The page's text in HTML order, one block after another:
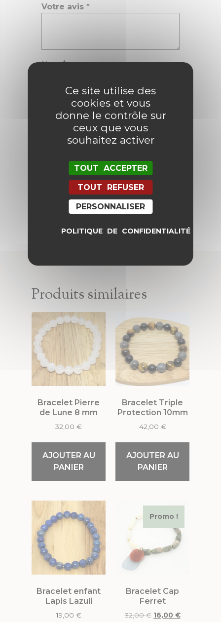
Votre avis *
Nom*
pour mon prochain commentaire.
Produits similaires
Bracelet Pierre
de Lune 8 mm
32,00 €
AJOUTER AU
PANIER
Bracelet Triple
Protection 10mm
42,00 €
AJOUTER AU
PANIER
Bracelet enfant
Lapis Lazuli
19,00 €
Promo !
Bracelet Cap
Ferret
32,00€ 16,00 €
Ce site utilise des
cookies et vous
donne le contrôle sur
ceux que vous
souhaitez activer
TOUT ACCEPTER
TOUT REFUSER
PERSONNALISER
POLITIQUE DE CONFIDENTIALITÉ